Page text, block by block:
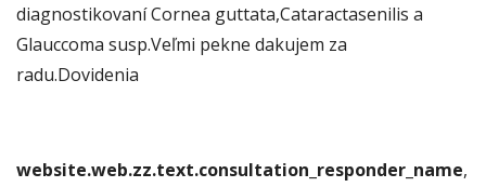
diagnostikovaní Cornea guttata,Cataractasenilis a
Glauccoma susp.Veľmi pekne dakujem za
radu.Dovidenia
website.web.zz.text.consultation_responder_name,